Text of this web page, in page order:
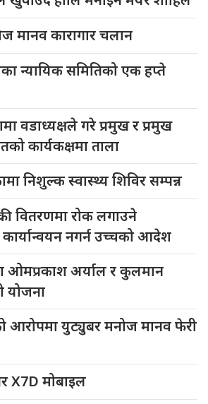
मानव कारागार चलान
न्यायिक समितिको एक हप्ते
वडाध्यक्षले गरे प्रमुख र प्रमुख
कार्यकक्षमा ताला
निशुल्क स्वास्थ्य शिविर सम्पन्न
वितरणमा रोक लगाउने
कार्यान्वयन नगर्न उच्चको आदेश
ओमप्रकाश अर्याल र कुलमान
योजना
आरोपमा युट्युबर मनोज मानव फेरी
X7D मोबाइल